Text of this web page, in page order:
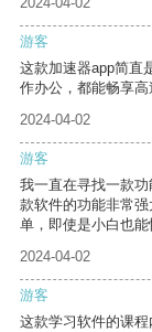
游客
这款加速器app简直
作办公，都能畅享高
2024-04-02
游客
我一直在寻找一款
款软件的功能非常
单，即使是小白也能
2024-04-02
游客
这款学习软件的课